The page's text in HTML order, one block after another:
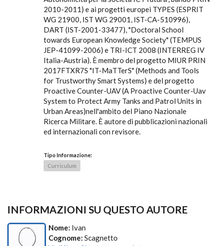
2010-2011) e ai progetti europei TYPES (ESPRIT
WG 21900, IST WG 29001, IST-CA-510996),
DART (IST-2001-33477), "Doctoral School
towards European Knowledge Society" (TEMPUS
JEP-41099-2006) e TRI-ICT 2008 (INTERREG IV
Italia-Austria). È membro del progetto MIUR PRIN
2017FTXR7S "IT-MaTTerS" (Methods and Tools
for Trustworthy Smart Systems) e del progetto
Proactive Counter-UAV (A Proactive Counter-Uav
System to Protect Army Tanks and Patrol Units in
Urban Areas)nell'ambito del Piano Nazionale
Ricerca Militare. È autore di pubblicazioni nazionali
ed internazionali con revisore.
Tipo Informazione:
Curriculum
INFORMAZIONI SU QUESTO AUTORE
Nome: Ivan
Cognome: Scagnetto